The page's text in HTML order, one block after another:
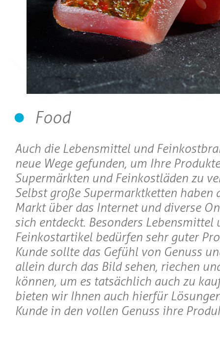
Food
Auch die Lebensmittel und
neue Wege gefunden, um Ihre
Supermärkten und Feinkostläden zu
Selbst große Supermarktketten haben
Markt über das Internet und diverse
sich entdeckt. Besonders Lebensmittel
Feinkostartikel bedürfen sehr guter
Kunde sollte das Gefühl von Genuss
allein durch das Bild sehen, riechen
können, um es tatsächlich auch zu
bieten wir Ihnen auch hierfür
Kunde in den vollen Genuss ihre